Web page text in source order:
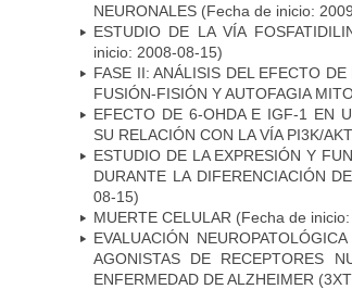
NEURONALES (Fecha de inicio:
ESTUDIO DE LA VÍA
inicio: 2008-08-15)
FASE II: ANÁLISIS DEL EFECTO
FUSIÓN-FISIÓN Y AUTOFAGIA
EFECTO DE 6-OHDA E IGF-1 EN
SU RELACIÓN CON LA VÍA PI3K/AKT
ESTUDIO DE LA EXPRESIÓN Y
DURANTE LA DIFERENCIACIÓN
08-15)
MUERTE CELULAR (Fecha de
EVALUACIÓN
AGONISTAS DE RECEPTORES
ENFERMEDAD DE ALZHEIMER